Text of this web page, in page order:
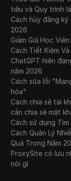
tiêu và Quy trình
Cách hủy đăng
2026
Giảm Giá Học
Cách Tiết Kiệm
ChatGPT hiện
năm 2026
Cách sửa lỗi
hóa"
Cách chia sẻ tài
cần chia sẻ mật
Cách sử dụng
Cách Quản Lý
Quả Trong Năm
ProxySite có lưu
nói gì